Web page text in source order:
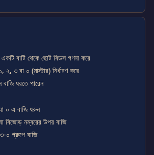
একটি বাটি থেকে ছোট বিডস গণনা করে
২, ৩ বা ০ (মাস্টার) নির্ধারণ করে
ধরতে পারেন
০ এ বাজি ধরুন
বিজোড় নম্বরের উপর বাজি
০ গ্রুপে বাজি